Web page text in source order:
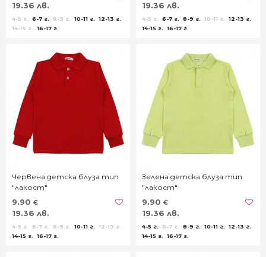
19.36 лв.
4-5 г. 6-7 г. 8-9 г. 10-11 г.
12-13 г.
14-15 г.
16-17 г.
19.36 лв.
4-5 г. 6-7 г. 8-9 г. 10-11 г.
12-13 г.
14-15 г.
16-17 г.
Червена детска блуза тип
"лакост"
9.90 €
19.36 лв.
4-5 г. 6-7 г. 8-9 г. 10-11 г.
12-13 г.
14-15 г.
16-17 г.
Зелена детска блуза тип
"лакост"
9.90 €
19.36 лв.
4-5 г. 6-7 г. 8-9 г. 10-11 г.
12-13 г.
14-15 г.
16-17 г.